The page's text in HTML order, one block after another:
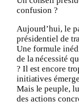
confusion ?
Aujourd’hui, le
présidentiel de
Une formule
de la nécessité
? Il est encore
initiatives
Mais le peuple,
des actions